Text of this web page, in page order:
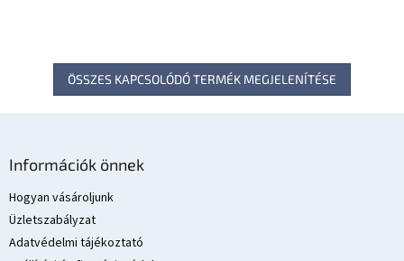
ÖSSZES KAPCSOLÓDÓ TERMÉK MEGJELENÍTÉSE
Információk önnek
Hogyan vásároljunk
Üzletszabályzat
Adatvédelmi tájékoztató